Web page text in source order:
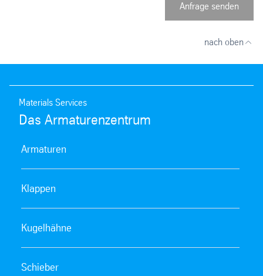
Anfrage senden
nach oben
Materials Services
Das Armaturenzentrum
Armaturen
Klappen
Kugelhähne
Schieber